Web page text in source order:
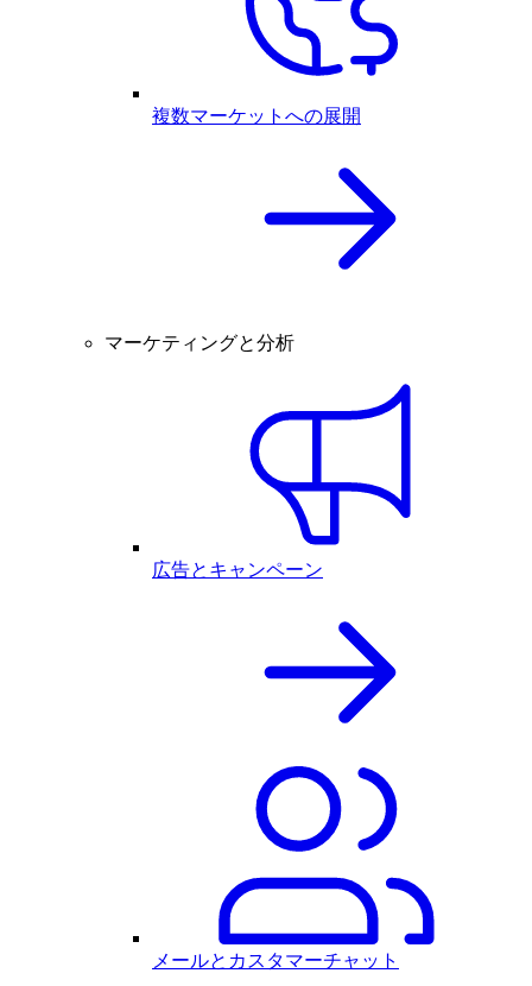
複数マーケットへの展開
マーケティングと分析
広告とキャンペーン
メールとカスタマーチャット